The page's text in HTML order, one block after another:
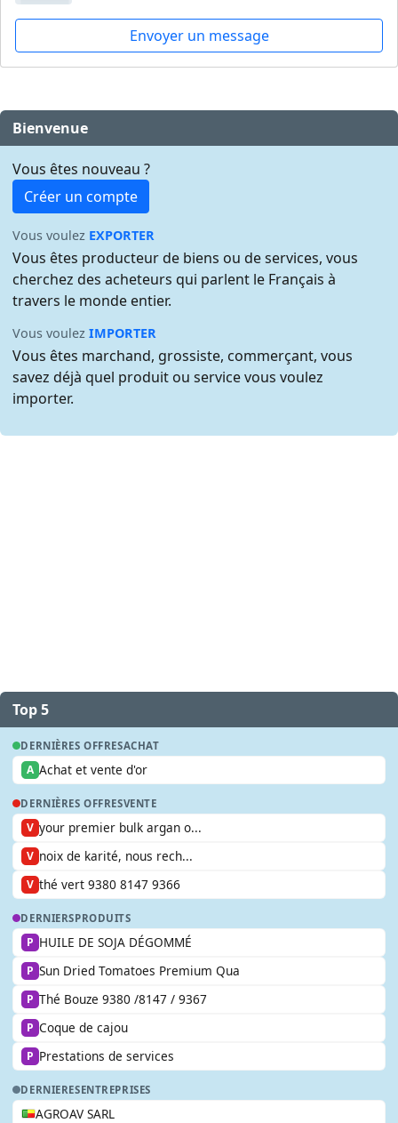
Envoyer un message
Bienvenue
Vous êtes nouveau ?
Créer un compte
Vous voulez EXPORTER
Vous êtes producteur de biens ou de services, vous
cherchez des acheteurs qui parlent le Français à
travers le monde entier.
Vous voulezIMPORTER
Vous êtes marchand, grossiste, commerçant, vous
savez déjà quel produit ou service vous voulez
importer.
Top 5
DERNIÈRES OFFRESACHAT
A Achat et vente d'or
DERNIÈRES OFFRESVENTE
V your premier bulk argan o...
V noix de karité, nous rech...
V thé vert 9380 8147 9366
DERNIERSPRODUITS
P HUILE DE SOJA DÉGOMMÉ
P Sun Dried Tomatoes Premium Qua
P Thé Bouze 9380 /8147 / 9367
P Coque de cajou
P Prestations de services
DERNIERESENTREPRISES
AGROAV SARL